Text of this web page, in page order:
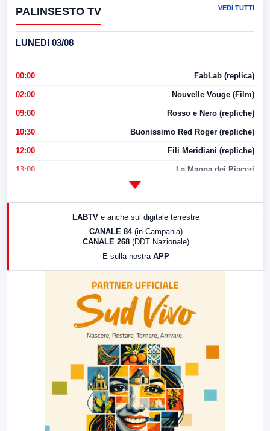
PALINSESTO TV VEDI TUTTI
LUNEDI 03/08
00:00 FabLab (replica)
02:00 Nouvelle Vouge (Film)
09:00 Rosso e Nero (repliche)
10:30 Buonissimo Red Roger (repliche)
12:00 Fili Meridiani (repliche)
13:00 La Mappa dei Piaceri
LABTV e anche sul digitale terrestre
CANALE 84 (in Campania)
CANALE 268 (DDT Nazionale)
E sulla nostra APP